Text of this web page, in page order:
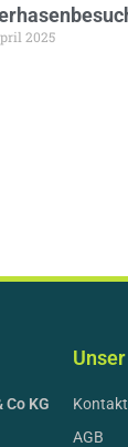
2025
KG
Kontakt
AGB